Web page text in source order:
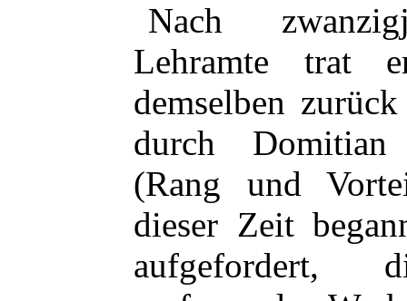
Nach
Lehramte trat
demselben
durch
(Rang und
dieser Zeit
aufgefordert,